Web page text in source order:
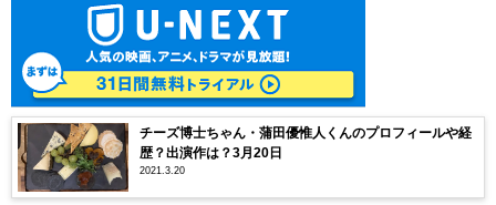
チーズ博士ちゃん・蒲田優惟人くんのプロフィールや経
歴？出演作は？3月20日
2021.3.20